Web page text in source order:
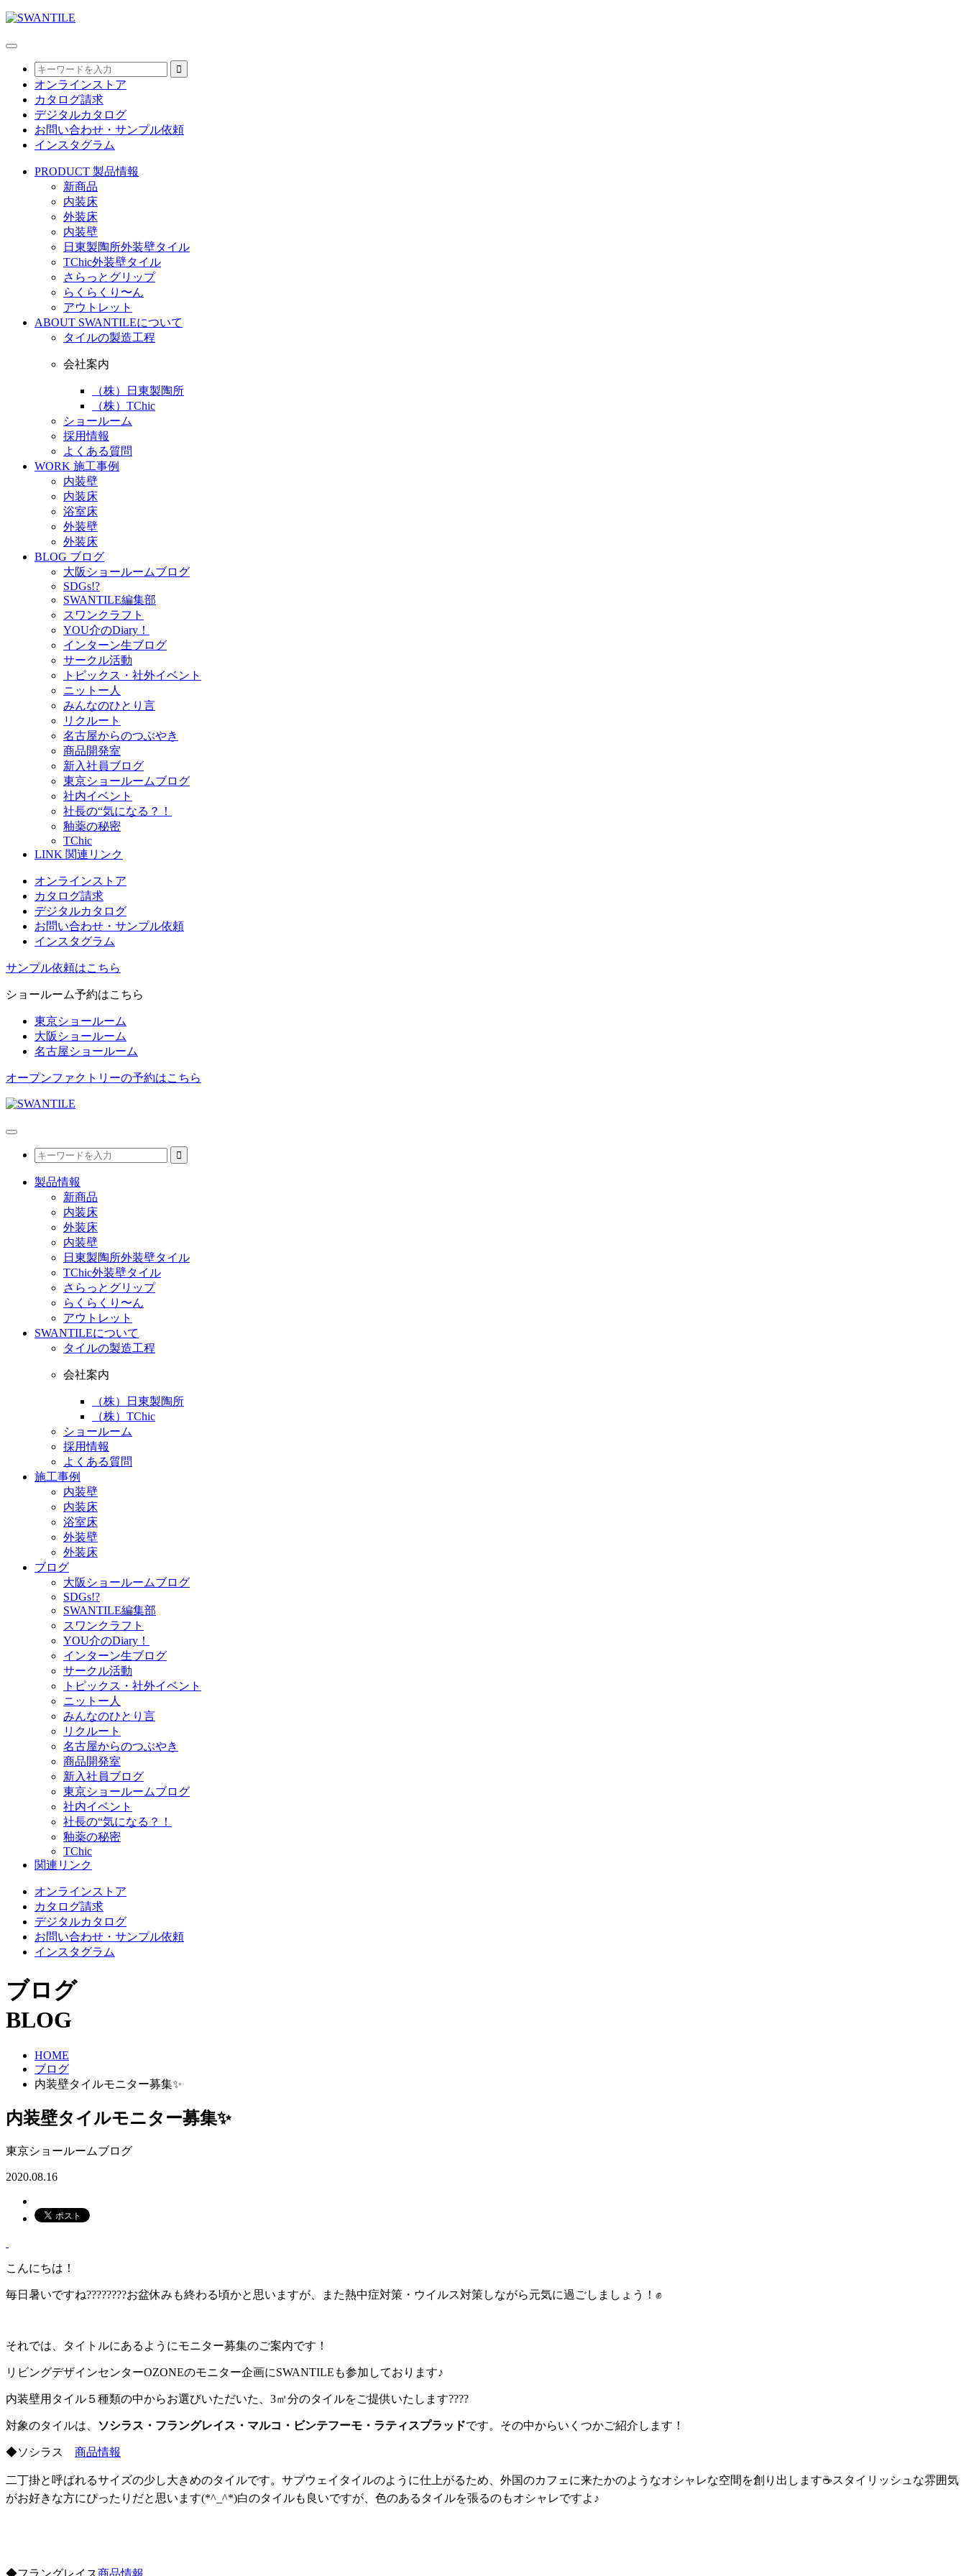
オンラインストア
カタログ請求
デジタルカタログ
お問い合わせ・サンプル依頼
インスタグラム
PRODUCT 製品情報
新商品
内装床
外装床
内装壁
日東製陶所外装壁タイル
TChic外装壁タイル
さらっとグリップ
らくらくり〜ん
アウトレット
ABOUT SWANTILEについて
タイルの製造工程
会社案内
（株）日東製陶所
（株）TChic
ショールーム
採用情報
よくある質問
WORK 施工事例
内装壁
内装床
浴室床
外装壁
外装床
BLOG ブログ
大阪ショールームブログ
SDGs!?
SWANTILE編集部
スワンクラフト
YOU介のDiary！
インターン生ブログ
サークル活動
トピックス・社外イベント
ニットー人
みんなのひとり言
リクルート
名古屋からのつぶやき
商品開発室
新入社員ブログ
東京ショールームブログ
社内イベント
社長の“気になる？！
釉薬の秘密
TChic
LINK 関連リンク
オンラインストア
カタログ請求
デジタルカタログ
お問い合わせ・サンプル依頼
インスタグラム
サンプル依頼はこちら
ショールーム予約はこちら
東京ショールーム
大阪ショールーム
名古屋ショールーム
オープンファクトリーの予約はこちら
製品情報
新商品
内装床
外装床
内装壁
日東製陶所外装壁タイル
TChic外装壁タイル
さらっとグリップ
らくらくり〜ん
アウトレット
SWANTILEについて
タイルの製造工程
会社案内
（株）日東製陶所
（株）TChic
ショールーム
採用情報
よくある質問
施工事例
内装壁
内装床
浴室床
外装壁
外装床
ブログ
大阪ショールームブログ
SDGs!?
SWANTILE編集部
スワンクラフト
YOU介のDiary！
インターン生ブログ
サークル活動
トピックス・社外イベント
ニットー人
みんなのひとり言
リクルート
名古屋からのつぶやき
商品開発室
新入社員ブログ
東京ショールームブログ
社内イベント
社長の“気になる？！
釉薬の秘密
TChic
関連リンク
オンラインストア
カタログ請求
デジタルカタログ
お問い合わせ・サンプル依頼
インスタグラム
ブログ
BLOG
HOME
ブログ
内装壁タイルモニター募集✨
内装壁タイルモニター募集✨
東京ショールームブログ
2020.08.16
こんにちは！
毎日暑いですね????????お盆休みも終わる頃かと思いますが、また熱中症対策・ウイルス対策しながら元気に過ごしましょう！✊
それでは、タイトルにあるようにモニター募集のご案内です！
リビングデザインセンターOZONEのモニター企画にSWANTILEも参加しております♪
内装壁用タイル５種類の中からお選びいただいた、3㎡分のタイルをご提供いたします????
対象のタイルは、 ソシラス・フラングレイス・マルコ・ビンテフーモ・ラティスプラッドです。その中からいくつかご紹介します！
◆ソシラス 商品情報
二丁掛と呼ばれるサイズの少し大きめのタイルです。サブウェイタイルのように仕上がるため、外国のカフェに来たかのようなオシャレな空間を創り出します☕スタイリッシュな雰囲気
がお好きな方にぴったりだと思います(*^_^*)白のタイルも良いですが、色のあるタイルを張るのもオシャレですよ♪
◆フラングレイス商品情報